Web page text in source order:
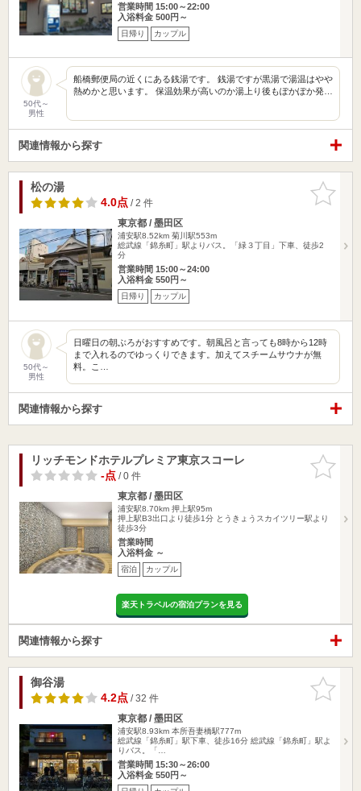
営業時間 15:00～22:00
入浴料金 500円～
日帰り カップル
50代～
男性
船橋郵便局の近くにある銭湯です。 銭湯ですが黒湯で湯温はやや
熱めかと思います。 保温効果が高いのか湯上り後もぽかぽか発…
関連情報から探す
お気に入
りに追加
松の湯
4.0点/ 2 件
東京都 / 墨田区
浦安駅8.52km 菊川駅553m
総武線「錦糸町」駅よりバス。「緑３丁目」下車、徒歩2
分
営業時間 15:00～24:00
入浴料金 550円～
日帰り カップル
50代～
男性
日曜日の朝ぶろがおすすめです。朝風呂と言っても8時から12時
まで入れるのでゆっくりできます。加えてスチームサウナが無
料。こ…
関連情報から探す
お気に入
りに追加
リッチモンドホテルプレミア東京スコーレ
-点/ 0 件
東京都 / 墨田区
浦安駅8.70km 押上駅95m
押上駅B3出口より徒歩1分 とうきょうスカイツリー駅より
徒歩3分
営業時間
入浴料金 ～
宿泊 カップル
楽天トラベルの宿泊プランを見る
関連情報から探す
お気に入
りに追加
御谷湯
4.2点/ 32 件
東京都 / 墨田区
浦安駅8.93km 本所吾妻橋駅777m
総武線「錦糸町」駅下車、徒歩16分 総武線「錦糸町」駅よ
りバス。「…
営業時間 15:30～26:00
入浴料金 550円～